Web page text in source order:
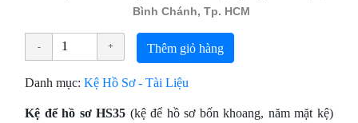
Bình Chánh, Tp. HCM
Thêm giỏ hàng
Danh mục:Kệ Hồ Sơ - Tài Liệu
Kệ để hồ sơ HS35 (kệ để hồ sơ bốn khoang, năm mặt kệ)